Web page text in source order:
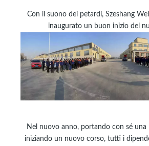
Con il suono dei petardi, Szeshang
inaugurato un buon inizio del
Nel nuovo anno, portando con sé una
iniziando un nuovo corso, tutti i